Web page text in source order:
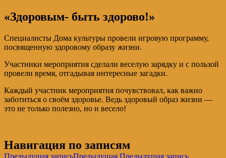
«Здоровым- быть здорово!»
Специалисты Дома культуры провели игровую программу,
посвященную здоровому образу жизни.
Участники мероприятия сделали веселую зарядку и с пользой
провели время, отгадывая интересные загадки.
Каждый участник мероприятия почувствовал, как важно
заботиться о своём здоровье. Ведь здоровый образ жизни —
это не только полезно, но и весело!
Навигация по записям
Предыдущая записьПредыдущая Предыдущая запись